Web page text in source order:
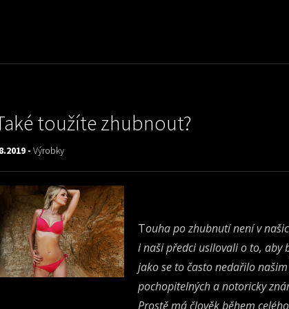
toužíte zhubnout?
- Výrobky
Touha po zhubnutí není v
i naši předci usilovali o to, aby
jako se to často nedařilo
pochopitelných a notoricky
Prostě má člověk během